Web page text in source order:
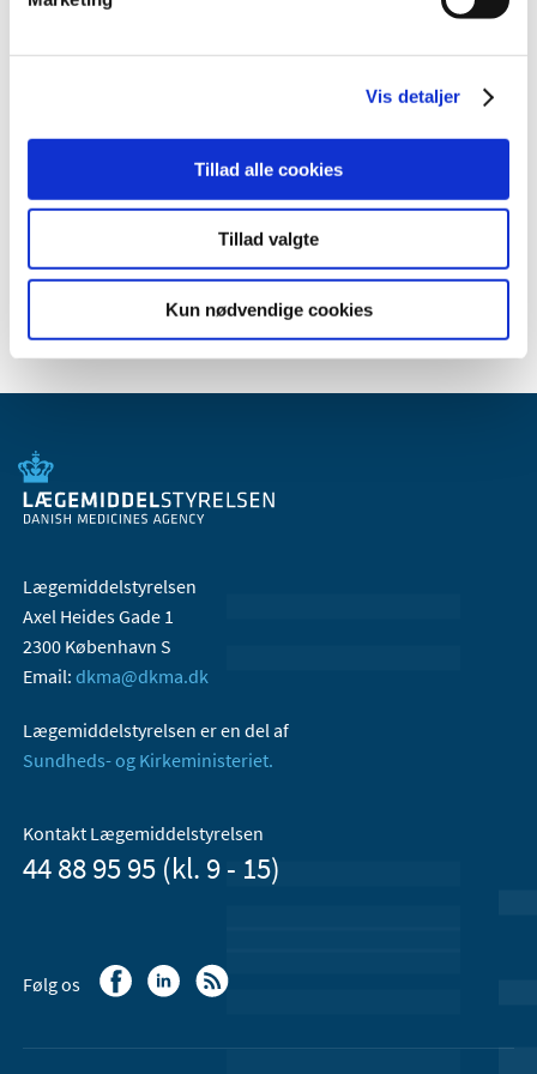
Vis detaljer
Tillad alle cookies
Tillad valgte
Kun nødvendige cookies
Du kan finde mere information i EU-Kommissionens
gennemførelsesafgørelse af 22.08.2016 om
markedsføringstilladelser for veterinærlægemidler, der
spectinomycin som indgives oralt til svin og/eller fjerkræ
jf. direktiv 2001/82/EF, ogpåEMA’s hjemmeside.
Lægemiddelstyrelsen
Axel Heides Gade 1
2300 København S
Email: dkma@dkma.dk
Lægemiddelstyrelsen er en del af
Sundheds- og Kirkeministeriet.
Kontakt Lægemiddelstyrelsen
44 88 95 95 (kl. 9 - 15)
Følg os